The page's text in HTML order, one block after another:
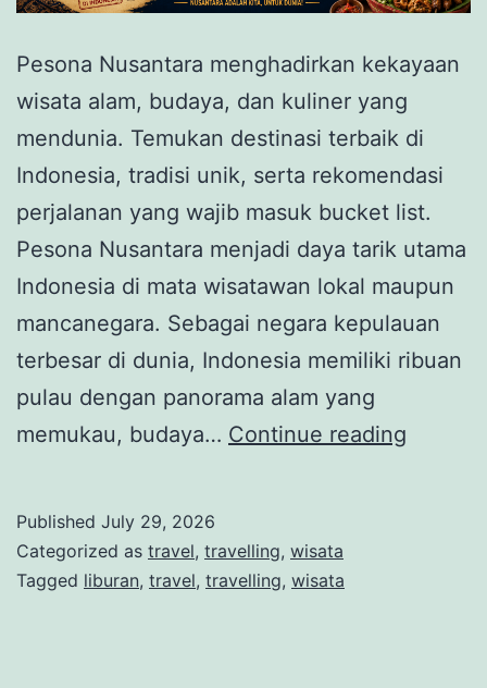
Pesona Nusantara menghadirkan kekayaan
wisata alam, budaya, dan kuliner yang
mendunia. Temukan destinasi terbaik di
Indonesia, tradisi unik, serta rekomendasi
perjalanan yang wajib masuk bucket list.
Pesona Nusantara menjadi daya tarik utama
Indonesia di mata wisatawan lokal maupun
mancanegara. Sebagai negara kepulauan
terbesar di dunia, Indonesia memiliki ribuan
pulau dengan panorama alam yang
memukau, budaya… Continue reading
Published July 29, 2026
Categorized as travel, travelling, wisata
Tagged liburan, travel, travelling, wisata